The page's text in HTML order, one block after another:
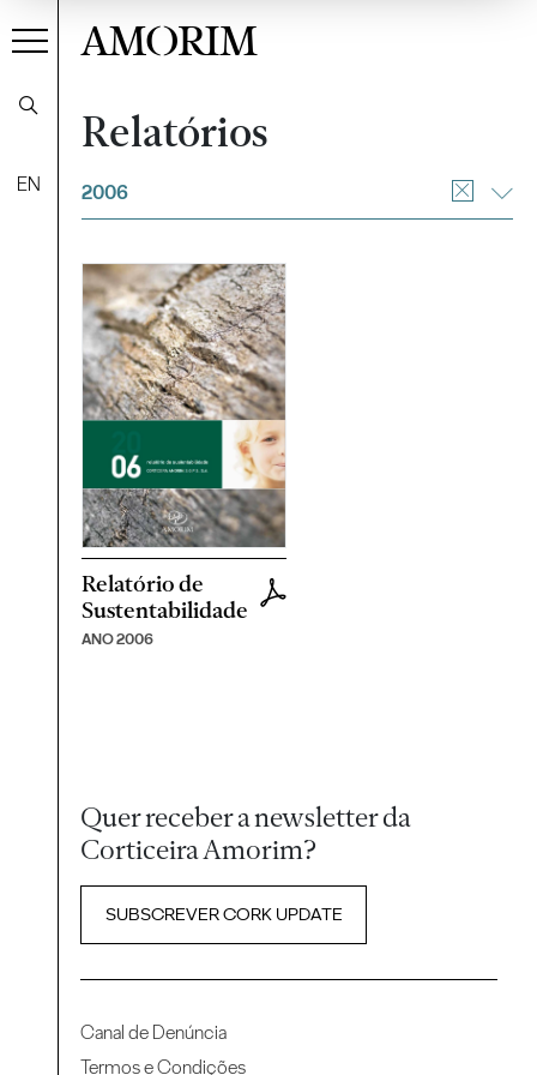
EN
AMORIM
Relatórios
Filtrar
2006
Relatório de
Sustentabilidade
ANO 2006
Quer receber a newsletter da
Corticeira Amorim?
SUBSCREVER CORK UPDATE
Canal de Denúncia
Termos e Condições